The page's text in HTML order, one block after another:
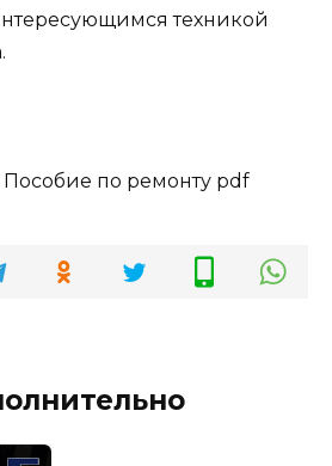
техникой
Пособие по ремонту pdf